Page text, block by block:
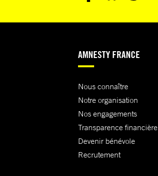
AMNESTY FRANCE
Nous connaître
Notre organisation
Nos engagements
Transparence financière
Devenir bénévole
Recrutement